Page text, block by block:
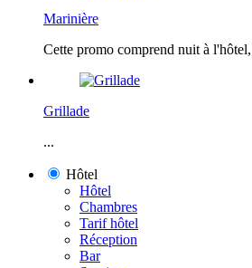
Marinière
Cette promo comprend nuit à
Grillade
...
Hôtel
Hôtel
Chambres
Tarif hôtel
Réception
Bar